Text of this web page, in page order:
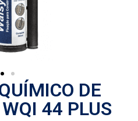
DE
44 PLUS